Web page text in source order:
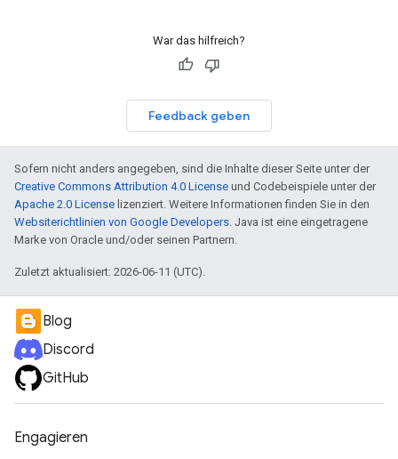
War das hilfreich?
Feedback geben
Sofern nicht anders angegeben, sind die Inhalte dieser Seite unter der
Creative Commons Attribution 4.0 License und Codebeispiele unter der
Apache 2.0 License lizenziert. Weitere Informationen finden Sie in den
Websiterichtlinien von Google Developers. Java ist eine eingetragene
Marke von Oracle und/oder seinen Partnern.
Zuletzt aktualisiert: 2026-06-11 (UTC).
Blog
Discord
GitHub
Engagieren